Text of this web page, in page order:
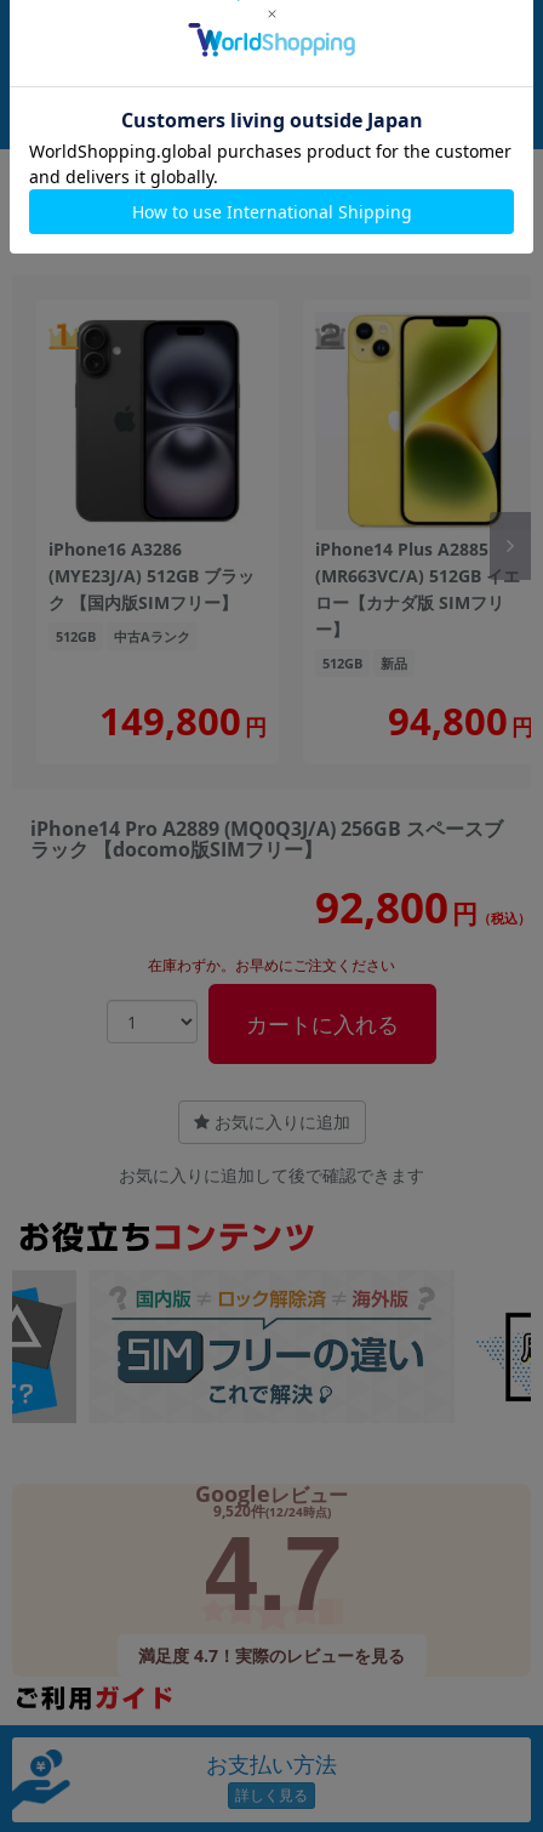
(税込)
発売日：2022/09
付属品: 本体のみ
中古Bランク 87,800 円 (税込) 中古Cランク
iPhone もっと見る
iPhone16 A3286
(MYE23J/A) 512GB ブラッ
ク 【国内版SIMフリー】
512GB 中古Aランク
149,800 円
iPhone14 Plus A2885
(MR663VC/A) 512GB イエ
ロー【カナダ版 SIMフリ
ー】
512GB 新品
94,800 円
iPhone14 Pro A2889 (MQ0Q3J/A) 256GB スペースブ
ラック 【docomo版SIMフリー】
92,800 円 （税込）
在庫わずか。お早めにご注文ください
カートに入れる
お気に入りに追加
お気に入りに追加して後で確認できます
Googleレビュー
9,520件(12/24時点)
4.7
満足度 4.7！実際のレビューを見る
お支払い方法